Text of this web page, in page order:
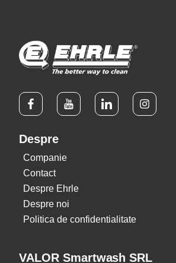
Despre
Companie
Contact
Despre Ehrle
Despre noi
Politica de confidentialitate
VALOR Smartwash SRL